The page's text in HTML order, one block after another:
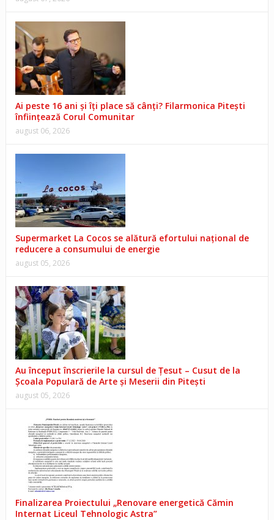
Ai peste 16 ani și îți place să cânți? Filarmonica Pitești
înființează Corul Comunitar
august 06, 2026
Supermarket La Cocos se alătură efortului național de
reducere a consumului de energie
august 05, 2026
Au început înscrierile la cursul de Țesut – Cusut de la
Școala Populară de Arte și Meserii din Pitești
august 05, 2026
Finalizarea Proiectului „Renovare energetică Cămin
Internat Liceul Tehnologic Astra”